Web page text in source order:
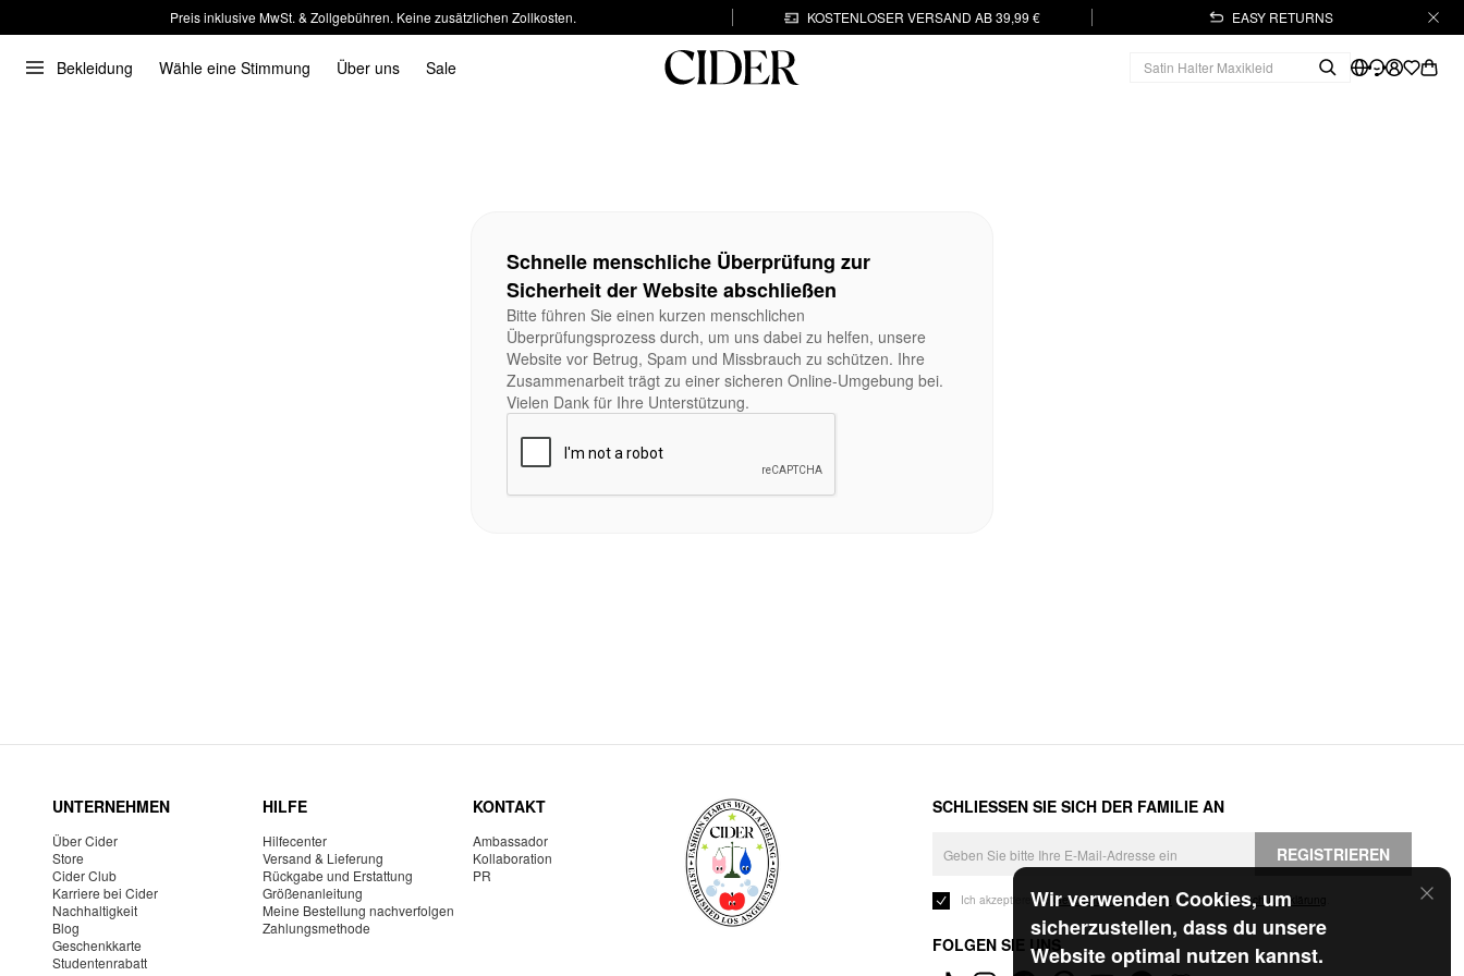
Preis inklusive MwSt. & Zollgebühren. Keine zusätzlichen Zollkosten. KOSTENLOSER VERSAND AB 39,99 € EASY RETURNS
Bekleidung Wähle eine Stimmung Über uns Sale
Wir verwenden Cookies, um
sicherzustellen, dass du unsere
Website optimal nutzen kannst.
Schnelle menschliche Überprüfung zur
Sicherheit der Website abschließen
Bitte führen Sie einen kurzen menschlichen
Überprüfungsprozess durch, um uns dabei zu helfen, unsere
Website vor Betrug, Spam und Missbrauch zu schützen. Ihre
Zusammenarbeit trägt zu einer sicheren Online-Umgebung bei.
Vielen Dank für Ihre Unterstützung.
UNTERNEHMEN
Über Cider
Store
Cider Club
Karriere bei Cider
Nachhaltigkeit
Blog
Geschenkkarte
Studentenrabatt
HILFE
Hilfecenter
Versand & Lieferung
Rückgabe und Erstattung
Größenanleitung
Meine Bestellung nachverfolgen
Zahlungsmethode
KONTAKT
Ambassador
Kollaboration
PR
SCHLIESSEN SIE SICH DER FAMILIE AN
REGISTRIEREN
Ich akzeptiere dieGeschäftsbedingungen und die Datenschutzerklärung
FOLGEN SIE UNS